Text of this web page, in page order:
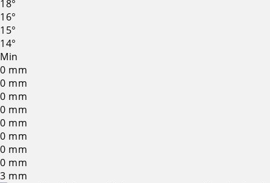
18°
16°
15°
14°
Min
0 mm
0 mm
0 mm
0 mm
0 mm
0 mm
0 mm
0 mm
3 mm